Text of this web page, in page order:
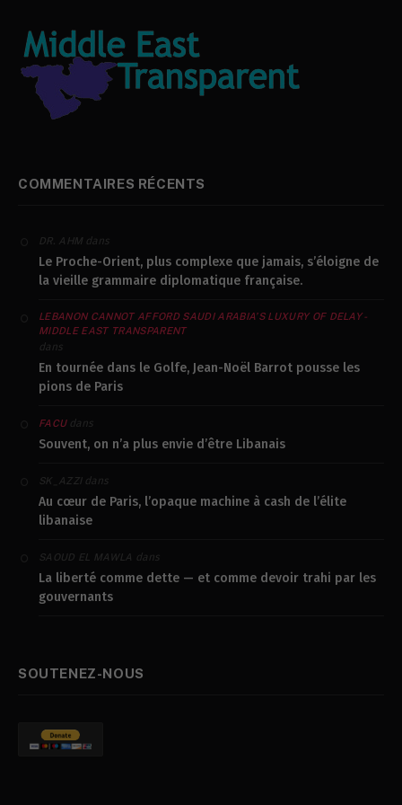
COMMENTAIRES RÉCENTS
DR. AHM dans
Le Proche-Orient, plus complexe que jamais, s’éloigne de
la vieille grammaire diplomatique française.
LEBANON CANNOT AFFORD SAUDI ARABIA’S LUXURY OF DELAY -
MIDDLE EAST TRANSPARENT
dans
En tournée dans le Golfe, Jean-Noël Barrot pousse les
pions de Paris
FACUdans
Souvent, on n’a plus envie d’être Libanais
SK_AZZIdans
Au cœur de Paris, l’opaque machine à cash de l’élite
libanaise
SAOUD EL MAWLA dans
La liberté comme dette — et comme devoir trahi par les
gouvernants
SOUTENEZ-NOUS